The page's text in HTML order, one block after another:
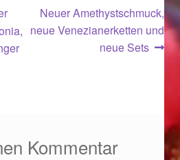
Ostern 2019
Ostern 2021
für Ostern 2022
Nächster
Beitrag:
Neuer Amethystschmuck,
neue Venezianerketten und
neue Sets
Kommentar